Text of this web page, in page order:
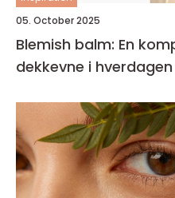
05. October 2025
Blemish balm: En
dekkevne i hverdagen